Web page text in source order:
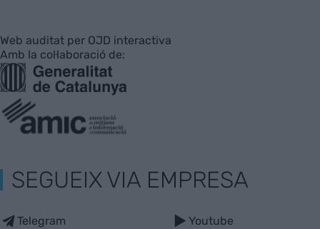
Web auditat per OJD interactiva
Amb la col·laboració de:
SEGUEIX VIA EMPRESA
Telegram Youtube